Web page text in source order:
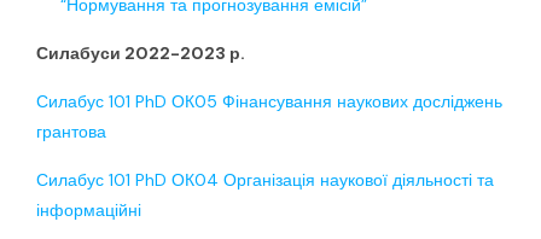
“Нормування та прогнозування емiсiй”
Силабуси 2022-2023 р.
Силабус 101 PhD ОК05 Фінансування наукових досліджень
грантова
Силабус 101 PhD ОК04 Організація наукової діяльності та
інформаційні